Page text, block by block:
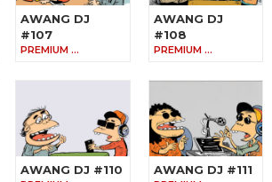
AWANG DJ
#107
PREMIUM …
AWANG DJ
#108
PREMIUM …
AWANG DJ #110 AWANG DJ #111